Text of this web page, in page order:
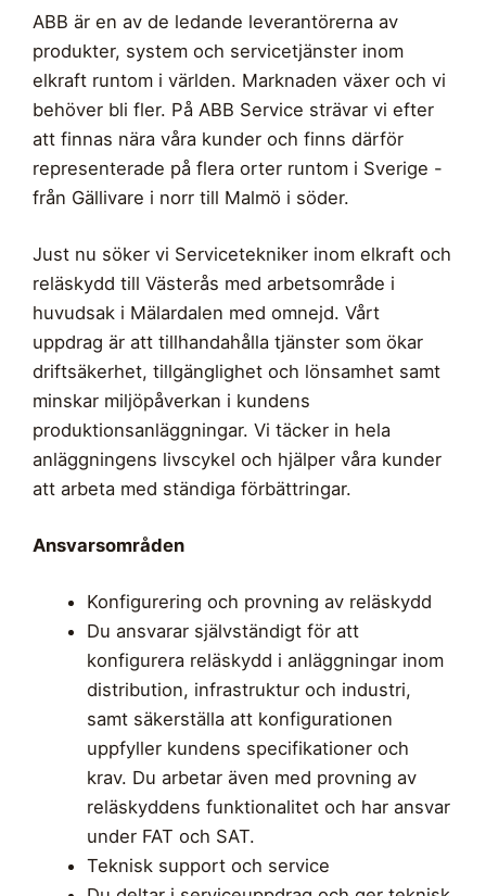
ABB är en av de ledande leverantörerna av
produkter, system och servicetjänster inom
elkraft runtom i världen. Marknaden växer och vi
behöver bli fler. På ABB Service strävar vi efter
att finnas nära våra kunder och finns därför
representerade på flera orter runtom i Sverige -
från Gällivare i norr till Malmö i söder.
Just nu söker vi Servicetekniker inom elkraft och
reläskydd till Västerås med arbetsområde i
huvudsak i Mälardalen med omnejd. Vårt
uppdrag är att tillhandahålla tjänster som ökar
driftsäkerhet, tillgänglighet och lönsamhet samt
minskar miljöpåverkan i kundens
produktionsanläggningar. Vi täcker in hela
anläggningens livscykel och hjälper våra kunder
att arbeta med ständiga förbättringar.
Ansvarsområden
Konfigurering och provning av reläskydd
Du ansvarar självständigt för att
konfigurera reläskydd i anläggningar inom
distribution, infrastruktur och industri,
samt säkerställa att konfigurationen
uppfyller kundens specifikationer och
krav. Du arbetar även med provning av
reläskyddens funktionalitet och har ansvar
under FAT och SAT.
Teknisk support och service